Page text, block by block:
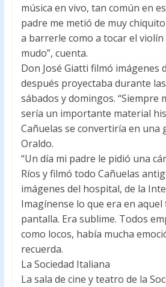
música en vivo, tan común en
padre me metió de muy
a barrerle como a tocar el
mudo”, cuenta.
Don José Giatti filmó imágenes
después proyectaba durante
sábados y domingos. “Siempre
sería un importante material
Cañuelas se convertiría en una
Oraldo.
“Un día mi padre le pidió una
Ríos y filmó todo Cañuelas
imágenes del hospital, de la
Imagínense lo que era en
pantalla. Era sublime. Todos
como locos, había mucha
recuerda.
La Sociedad Italiana
La sala de cine y teatro de la